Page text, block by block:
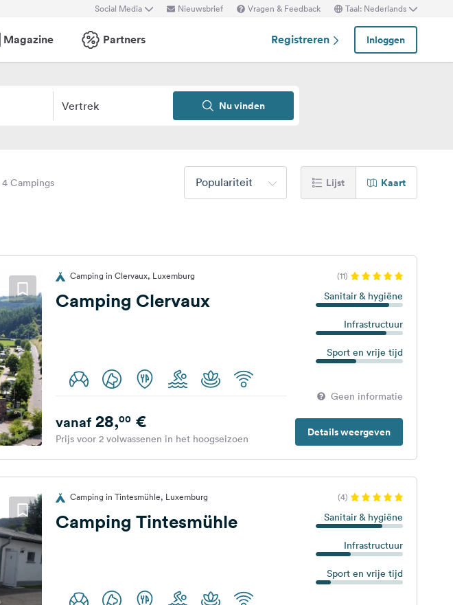
Social Media Nieuwsbrief Vragen & Feedback Taal: Nederlands
Magazine Partners Registreren Inloggen
Vertrek Nu vinden
4 Campings Populariteit Lijst Kaart
Camping in Clervaux, Luxemburg (11)
Camping Clervaux Sanitair & hygiëne
Infrastructuur
Sport en vrije tijd
Geen informatie
Details weergeven
vanaf28,00€
Prijs voor 2 volwassenen in het hoogseizoen
Camping in Tintesmühle, Luxemburg (4)
Camping Tintesmühle Sanitair & hygiëne
Infrastructuur
Sport en vrije tijd